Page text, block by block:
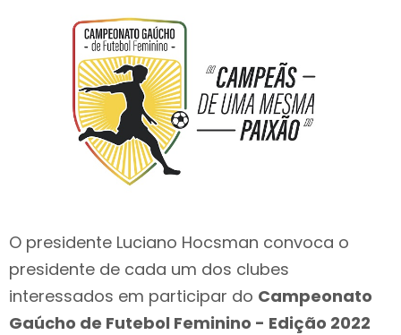
O presidente Luciano Hocsman convoca o
presidente de cada um dos clubes
interessados em participar do Campeonato
Gaúcho de Futebol Feminino - Edição 2022